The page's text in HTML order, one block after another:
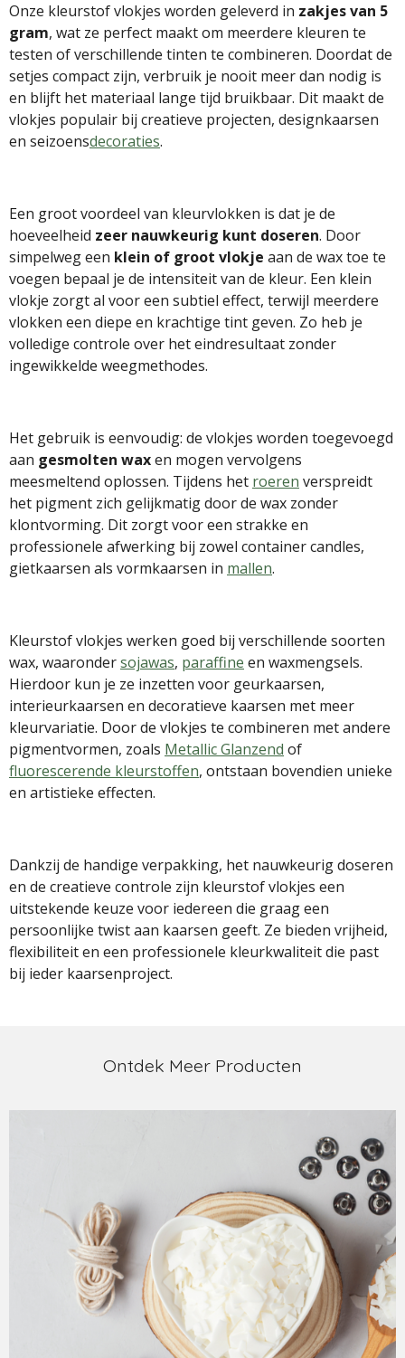
Onze kleurstof vlokjes worden geleverd in zakjes van 5
gram, wat ze perfect maakt om meerdere kleuren te
testen of verschillende tinten te combineren. Doordat de
setjes compact zijn, verbruik je nooit meer dan nodig is
en blijft het materiaal lange tijd bruikbaar. Dit maakt de
vlokjes populair bij creatieve projecten, designkaarsen
en seizoensdecoraties.
Een groot voordeel van kleurvlokken is dat je de
hoeveelheid zeer nauwkeurig kunt doseren. Door
simpelweg een klein of groot vlokje aan de wax toe te
voegen bepaal je de intensiteit van de kleur. Een klein
vlokje zorgt al voor een subtiel effect, terwijl meerdere
vlokken een diepe en krachtige tint geven. Zo heb je
volledige controle over het eindresultaat zonder
ingewikkelde weegmethodes.
Het gebruik is eenvoudig: de vlokjes worden toegevoegd
aan gesmolten waxen mogen vervolgens
meesmeltend oplossen. Tijdens het roeren verspreidt
het pigment zich gelijkmatig door de wax zonder
klontvorming. Dit zorgt voor een strakke en
professionele afwerking bij zowel container candles,
gietkaarsen als vormkaarsen in mallen.
Kleurstof vlokjes werken goed bij verschillende soorten
wax, waarondersojawas, paraffine en waxmengsels.
Hierdoor kun je ze inzetten voor geurkaarsen,
interieurkaarsen en decoratieve kaarsen met meer
kleurvariatie. Door de vlokjes te combineren met andere
pigmentvormen, zoals Metallic Glanzend of
fluorescerende kleurstoffen, ontstaan bovendien unieke
en artistieke effecten.
Dankzij de handige verpakking, het nauwkeurig doseren
en de creatieve controle zijn kleurstof vlokjes een
uitstekende keuze voor iedereen die graag een
persoonlijke twist aan kaarsen geeft. Ze bieden vrijheid,
flexibiliteit en een professionele kleurkwaliteit die past
bij ieder kaarsenproject.
Ontdek Meer Producten